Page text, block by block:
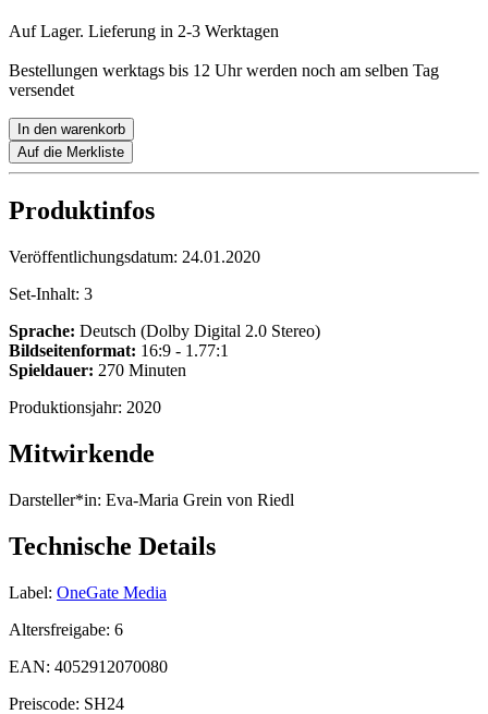
Auf Lager. Lieferung in 2-3 Werktagen
Bestellungen werktags bis 12 Uhr werden noch am selben Tag
versendet
In den warenkorb
Auf die Merkliste
Produktinfos
Veröffentlichungsdatum: 24.01.2020
Set-Inhalt: 3
Sprache: Deutsch (Dolby Digital 2.0 Stereo)
Bildseitenformat: 16:9 - 1.77:1
Spieldauer: 270 Minuten
Produktionsjahr: 2020
Mitwirkende
Darsteller*in: Eva-Maria Grein von Riedl
Technische Details
Label: OneGate Media
Altersfreigabe: 6
EAN: 4052912070080
Preiscode: SH24